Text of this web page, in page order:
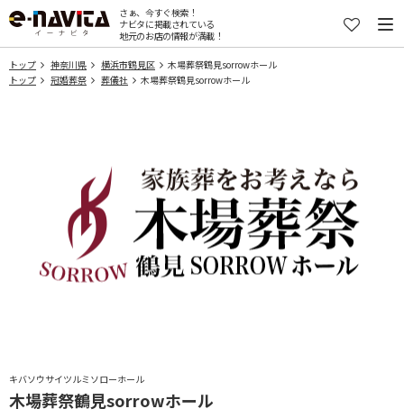
さぁ、今すぐ検索！
ナビタに掲載されている
地元のお店の情報が満載！
トップ 神奈川県 横浜市鶴見区
木場葬祭鶴見sorrowホール
トップ
冠婚葬祭 葬儀社 木場葬祭鶴見sorrowホール
キバソウサイツルミソローホール
木場葬祭鶴見sorrowホール